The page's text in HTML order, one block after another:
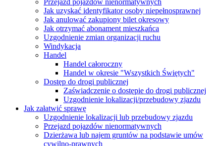
Jak uzyskać identyfikator osoby niepełnosprawnej
Jak anulować zakupiony bilet okresowy
Jak otrzymać abonament mieszkańca
Uzgodnienie zmian organizacji ruchu
Windykacja
Handel
Handel całoroczny
Handel w okresie "Wszystkich Świętych"
Dostęp do drogi publicznej
Zaświadczenie o dostępie do drogi publicznej
Uzgodnienie lokalizacji/przebudowy zjazdu
Jak załatwić sprawę
Uzgodnienie lokalizacji lub przebudowy zjazdu
Przejazd pojazdów nienormatywnych
Dzierżawa lub najem gruntów na podstawie umów
cywilno-prawnych